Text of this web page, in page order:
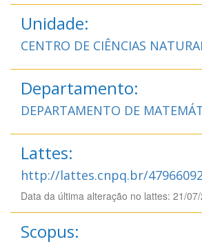
Unidade:
CENTRO DE CIÊNCIAS
Departamento:
DEPARTAMENTO DE
Lattes:
http://lattes.cnpq.br/
Data da última alteração no lattes: 21/
Scopus: